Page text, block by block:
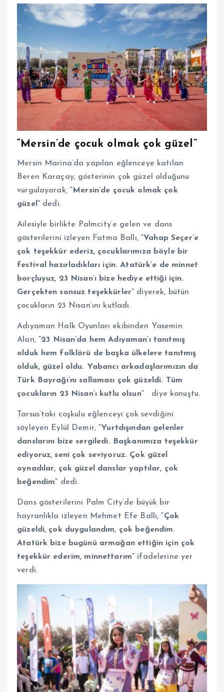
“Mersin’de çocuk olmak çok güzel”
Mersin Marina’da yapılan eğlenceye katılan
Beren Karaçay, gösterinin çok güzel olduğunu
vurgulayarak,“Mersin’de çocuk olmak çok
güzel”dedi.
Ailesiyle birlikte Palmcity’e gelen ve dans
gösterilerini izleyen Fatma Ballı,“Vahap Seçer’e
çok teşekkür ederiz, çocuklarımıza böyle bir
festival hazırladıkları için. Atatürk’e de minnet
borçluyuz, 23 Nisan’ı bize hediye ettiği için.
Gerçekten sonsuz teşekkürler” diyerek, bütün
çocukların 23 Nisan’ını kutladı.
Adıyaman Halk Oyunları ekibinden Yasemin
Alan,“23 Nisan’da hem Adıyaman’ı tanıtmış
olduk hem folklörü de başka ülkelere tanıtmış
olduk, güzel oldu. Yabancı arkadaşlarımızın da
Türk Bayrağı’nı sallaması çok güzeldi. Tüm
çocukların 23 Nisan’ı kutlu olsun” diye konuştu.
Tarsus’taki coşkulu eğlenceyi çok sevdiğini
söyleyen Eylül Demir,“Yurtdışından gelenler
danslarını bize sergiledi. Başkanımıza teşekkür
ediyoruz, seni çok seviyoruz. Çok güzel
oynadılar, çok güzel danslar yaptılar, çok
beğendim” dedi.
Dans gösterilerini Palm City’de büyük bir
hayranlıkla izleyen Mehmet Efe Ballı,“Çok
güzeldi, çok duygulandım, çok beğendim.
Atatürk bize bugünü armağan ettiğin için çok
teşekkür ederim, minnettarım” ifadelerine yer
verdi.